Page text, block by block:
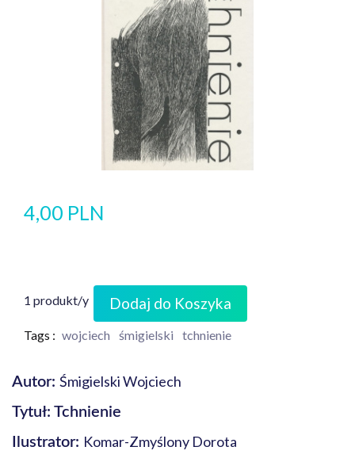
4,00 PLN
1 produkt/y Dodaj do Koszyka
Tags : wojciech śmigielski tchnienie
Autor: Śmigielski Wojciech
Tytuł: Tchnienie
Ilustrator: Komar-Zmyślony Dorota